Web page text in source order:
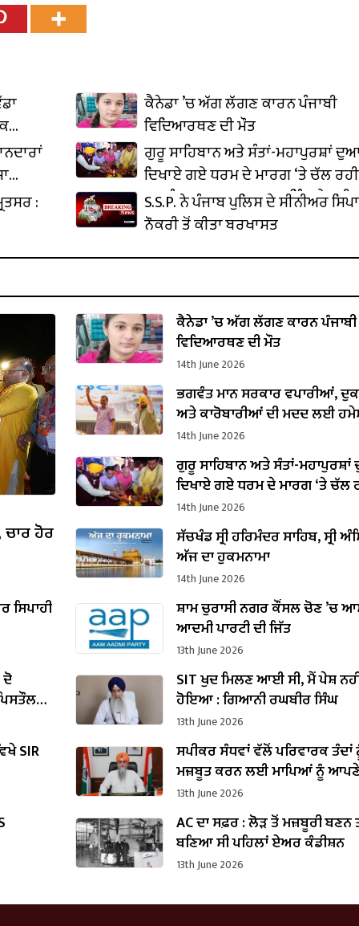
ਕੈਨੇਡਾ ’ਚ ਅੱਗ ਲੱਗਣ ਕਾਰਨ ਪੰਜਾਬੀ
ਵਿਦਿਆਰਥਣ ਦੀ ਮੌਤ
ਗੁਰੂ ਸਾਹਿਬਾਨ ਅਤੇ ਸੰਤਾਂ-ਮਹਾਪੁਰਸ਼ਾਂ
ਦਿਖਾਏ ਗਏ ਧਰਮ ਦੇ ਮਾਰਗ ‘ਤੇ ਚੱਲ
ਭਗਵੰਤ ਮਾਨ ਸਰਕਾਰ : ਅਰਵਿੰਦ
:
S.S.P. ਨੇ ਪੰਜਾਬ ਪੁਲਿਸ ਦੇ ਸੀਨੀਅਰ
ਨੌਕਰੀ ਤੋਂ ਕੀਤਾ ਬਰਖਾਸਤ
ਹੋਰ
ਕੈਨੇਡਾ ’ਚ ਅੱਗ ਲੱਗਣ ਕਾਰਨ ਪੰਜਾਬੀ
ਵਿਦਿਆਰਥਣ ਦੀ ਮੌਤ
14th June 2026
ਭਗਵੰਤ ਮਾਨ ਸਰਕਾਰ ਵਪਾਰੀਆਂ,
ਅਤੇ ਕਾਰੋਬਾਰੀਆਂ ਦੀ ਮਦਦ ਲਈ
ਵਚਨਬੱਧ : ਅਰਵਿੰਦ ਕੇਜਰੀਵਾਲ
14th June 2026
ਗੁਰੂ ਸਾਹਿਬਾਨ ਅਤੇ ਸੰਤਾਂ-
ਦਿਖਾਏ ਗਏ ਧਰਮ ਦੇ ਮਾਰਗ ‘ਤੇ ਚੱਲ
ਭਗਵੰਤ ਮਾਨ ਸਰਕਾਰ : ਅਰਵਿੰਦ
14th June 2026
ਸੱਚਖੰਡ ਸ੍ਰੀ ਹਰਿਮੰਦਰ ਸਾਹਿਬ, ਸ੍ਰੀ
ਅੱਜ ਦਾ ਹੁਕਮਨਾਮਾ
14th June 2026
ਸਿਪਾਹੀ
ਸ਼ਾਮ ਚੁਰਾਸੀ ਨਗਰ ਕੌਂਸਲ ਚੋਣ ’ਚ
ਆਦਮੀ ਪਾਰਟੀ ਦੀ ਜਿੱਤ
13th June 2026
SIT ਖੁਦ ਮਿਲਣ ਆਈ ਸੀ, ਮੈਂ ਪੇਸ਼
ਹੋਇਆ : ਗਿਆਨੀ ਰਘਬੀਰ ਸਿੰਘ
13th June 2026
SIR
ਸਪੀਕਰ ਸੰਧਵਾਂ ਵੱਲੋਂ ਪਰਿਵਾਰਕ ਤੰਦਾਂ
ਮਜ਼ਬੂਤ ਕਰਨ ਲਈ ਮਾਪਿਆਂ ਨੂੰ
ਬੱਚਿਆਂ ਨਾਲ ਵੱਧ ਤੋਂ ਵੱਧ ਸਮਾਂ ਬਿਤਾਉਣ
ਅਪੀਲ
13th June 2026
AC ਦਾ ਸਫ਼ਰ : ਲੋੜ ਤੋਂ ਮਜ਼ਬੂਰੀ
ਬਣਿਆ ਸੀ ਪਹਿਲਾਂ ਏਅਰ ਕੰਡੀਸ਼ਨ
13th June 2026